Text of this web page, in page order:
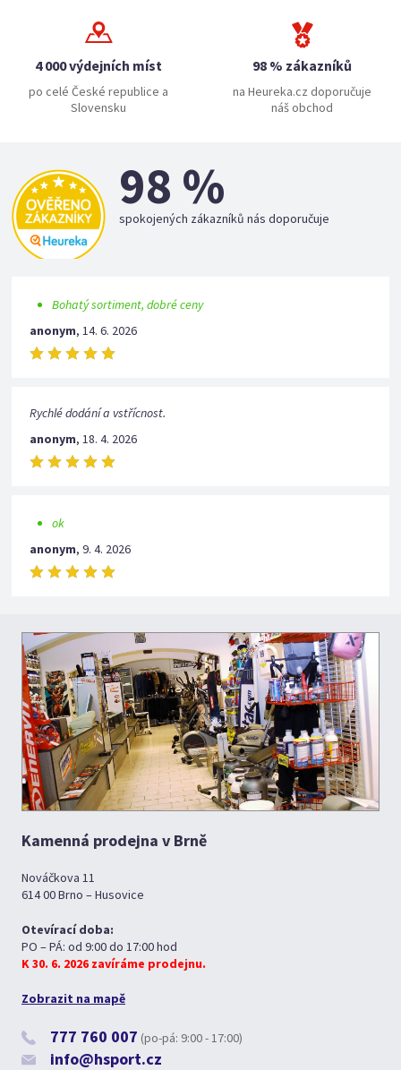
4 000 výdejních míst
po celé České republice a
Slovensku
98 % zákazníků
na Heureka.cz doporučuje
náš obchod
98 %
spokojených zákazníků nás doporučuje
Bohatý sortiment, dobré ceny
anonym,14. 6. 2026
Rychlé dodání a vstřícnost.
anonym,18. 4. 2026
ok
anonym,9. 4. 2026
Kamenná prodejna v Brně
Nováčkova 11
614 00 Brno – Husovice
Otevírací doba:
PO – PÁ: od 9:00 do 17:00 hod
K 30. 6. 2026 zavíráme prodejnu.
Zobrazit na mapě
777 760 007 (po-pá: 9:00 - 17:00)
info@hsport.cz